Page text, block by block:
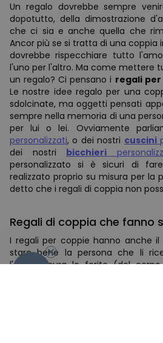
Un regalo dovrebbe sempre
dopotutto, della dimostrazione
che ci sia e anche quella che
Ancor più se si tratta di una coppia
dovrebbe rispecchiare tutto
l'uno per l'altro. Ma come mettere
un regalo? Ci pensano i regali
Le nostre idee regalo per una
sdolcinate, ma oggetti pensati
sempre nella memoria di una
per lui o lei. Ovviamente
personalizzati, o dei nostri cuscini
dei nostri bicchieri
personalizzato si è sicuri di
realizzato proprio su misura per la
detto che i regali di coppia non
Regali di coppia che fanno
I regali per coppie hanno anche
stare bene la persona che li
l'amore cura le ferite (del corpo
-10%